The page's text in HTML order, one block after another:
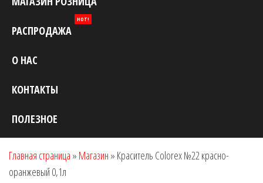
РАСПРОДАЖА
HOT!
О НАС
КОНТАКТЫ
ПОЛЕЗНОЕ
Главная страница » Магазин » Краситель Colorex №22 красно-
оранжевый 0,1л